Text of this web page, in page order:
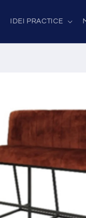
IDEI PRACTICE